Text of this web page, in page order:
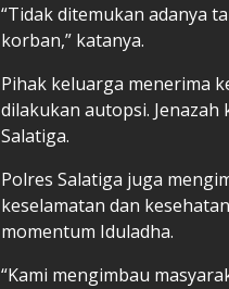
“Tidak ditemukan adanya
korban,” katanya.
Pihak keluarga menerima
dilakukan autopsi. Jenazah
Salatiga.
Polres Salatiga juga
keselamatan dan
momentum Iduladha.
“Kami mengimbau